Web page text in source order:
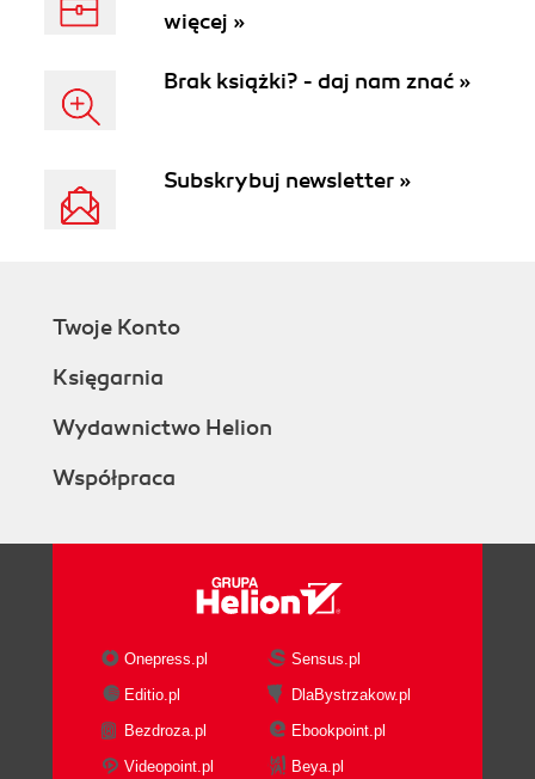
więcej »
Brak książki? - daj nam znać »
Subskrybuj newsletter »
Twoje Konto
Księgarnia
Wydawnictwo Helion
Współpraca
Onepress.pl
Sensus.pl
Editio.pl
DlaBystrzakow.pl
Bezdroza.pl
Ebookpoint.pl
Videopoint.pl
Beya.pl